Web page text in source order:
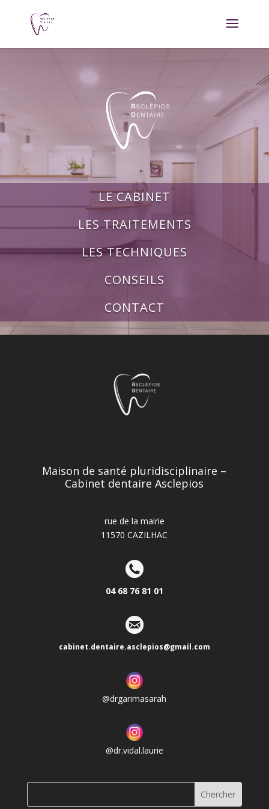
LE CABINET
LES TRAITEMENTS
LES TECHNIQUES
CONSEILS
CONTACT
Maison de santé pluridisciplinaire –
Cabinet dentaire Asclepios
rue de la mairie
11570 CAZILHAC
04 68 76 81 01
cabinet.dentaire.asclepios@gmail.com
@drgarimasarah
@dr.vidal.laurie